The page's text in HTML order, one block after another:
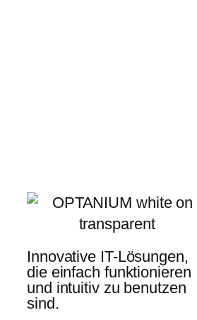
Innovative IT-Lösungen,
die einfach funktionieren
und intuitiv zu benutzen
sind.